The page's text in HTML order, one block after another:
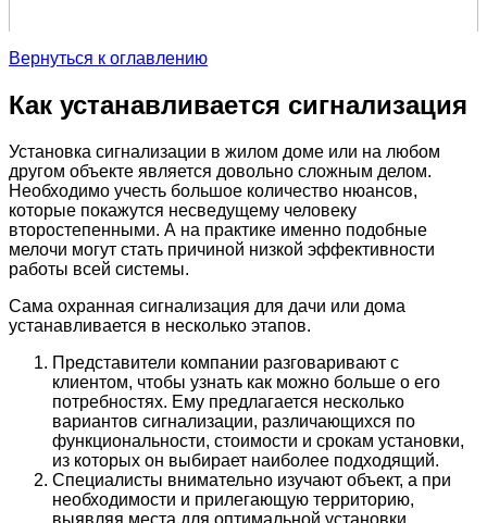
Вернуться к оглавлению
Как устанавливается сигнализация
Установка сигнализации в жилом доме или на любом
другом объекте является довольно сложным делом.
Необходимо учесть большое количество нюансов,
которые покажутся несведущему человеку
второстепенными. А на практике именно подобные
мелочи могут стать причиной низкой эффективности
работы всей системы.
Сама охранная сигнализация для дачи или дома
устанавливается в несколько этапов.
Представители компании разговаривают с
клиентом, чтобы узнать как можно больше о его
потребностях. Ему предлагается несколько
вариантов сигнализации, различающихся по
функциональности, стоимости и срокам установки,
из которых он выбирает наиболее подходящий.
Специалисты внимательно изучают объект, а при
необходимости и прилегающую территорию,
выявляя места для оптимальной установки